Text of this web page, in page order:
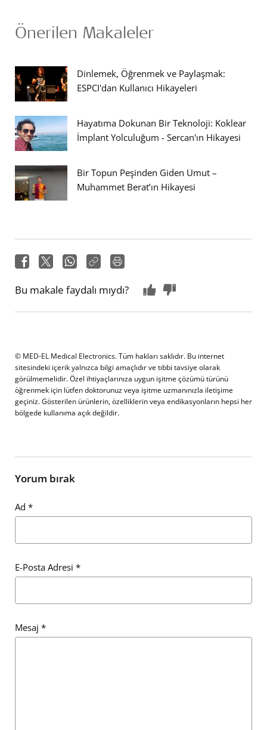
Önerilen Makaleler
Dinlemek, Öğrenmek ve Paylaşmak:
ESPCI'dan Kullanıcı Hikayeleri
Hayatıma Dokunan Bir Teknoloji: Koklear
İmplant Yolculuğum - Sercan'ın Hikayesi
Bir Topun Peşinden Giden Umut –
Muhammet Berat’ın Hikayesi
Bu makale faydalı mıydı?
© MED-EL Medical Electronics. Tüm hakları saklıdır. Bu internet
sitesindeki içerik yalnızca bilgi amaçlıdır ve tıbbi tavsiye olarak
görülmemelidir. Özel ihtiyaçlarınıza uygun işitme çözümü türünü
öğrenmek için lütfen doktorunuz veya işitme uzmanınızla iletişime
geçiniz. Gösterilen ürünlerin, özelliklerin veya endikasyonların hepsi her
bölgede kullanıma açık değildir.
Yorum bırak
Ad *
E-Posta Adresi *
Mesaj *